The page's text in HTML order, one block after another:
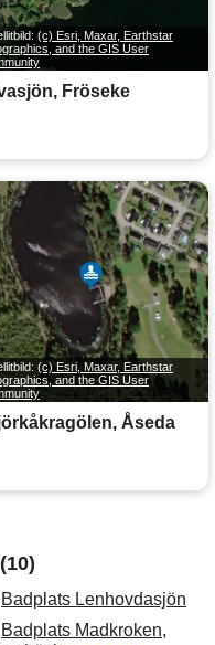
(c) Esri, Maxar, Earthstar
and the GIS User
Fröseke
(c) Esri, Maxar, Earthstar
and the GIS User
Åseda
Badplats Lenhovdasjön
Badplats Madkroken,